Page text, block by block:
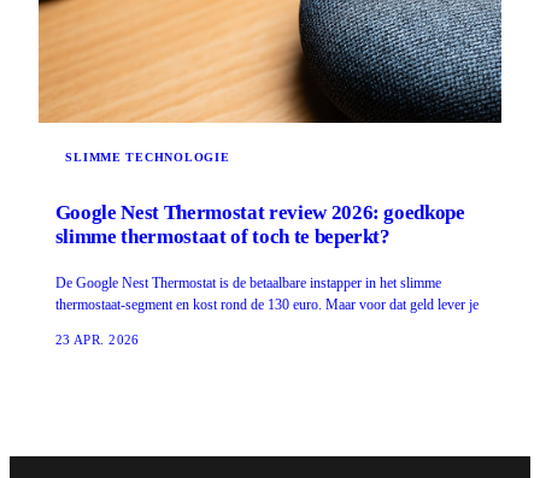
SLIMME TECHNOLOGIE
Google Nest Thermostat review 2026: goedkope
slimme thermostaat of toch te beperkt?
De Google Nest Thermostat is de betaalbare instapper in het slimme
thermostaat-segment en kost rond de 130 euro. Maar voor dat geld lever je
23 APR. 2026